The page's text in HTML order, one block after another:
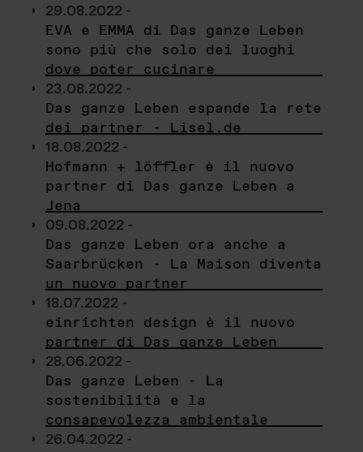
29.08.2022 -
EVA e EMMA di Das ganze Leben
sono più che solo dei luoghi
dove poter cucinare
23.08.2022 -
Das ganze Leben espande la rete
dei partner - Lisel.de
18.08.2022 -
Hofmann + löffler è il nuovo
partner di Das ganze Leben a
Jena
09.08.2022 -
Das ganze Leben ora anche a
Saarbrücken - La Maison diventa
un nuovo partner
18.07.2022 -
einrichten design è il nuovo
partner di Das ganze Leben
28.06.2022 -
Das ganze Leben - La
sostenibilità e la
consapevolezza ambientale
26.04.2022 -